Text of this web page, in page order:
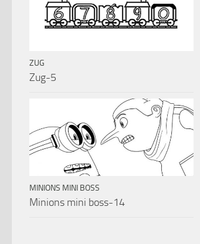
ZUG
Zug-5
MINIONS MINI BOSS
Minions mini boss-14